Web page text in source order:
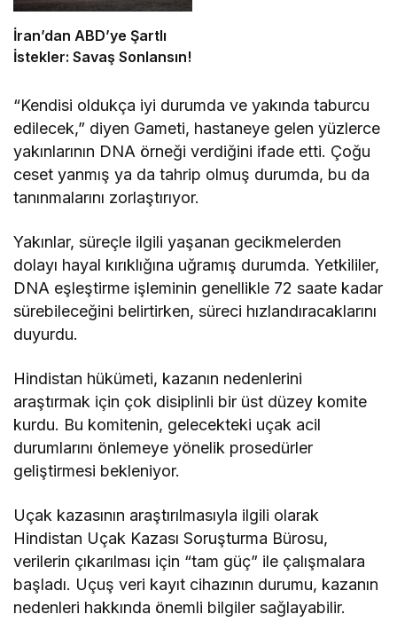
İran’dan ABD’ye Şartlı
İstekler: Savaş Sonlansın!
“Kendisi oldukça iyi durumda ve yakında taburcu
edilecek,” diyen Gameti, hastaneye gelen yüzlerce
yakınlarının DNA örneği verdiğini ifade etti. Çoğu
ceset yanmış ya da tahrip olmuş durumda, bu da
tanınmalarını zorlaştırıyor.
Yakınlar, süreçle ilgili yaşanan gecikmelerden
dolayı hayal kırıklığına uğramış durumda. Yetkililer,
DNA eşleştirme işleminin genellikle 72 saate kadar
sürebileceğini belirtirken, süreci hızlandıracaklarını
duyurdu.
Hindistan hükümeti, kazanın nedenlerini
araştırmak için çok disiplinli bir üst düzey komite
kurdu. Bu komitenin, gelecekteki uçak acil
durumlarını önlemeye yönelik prosedürler
geliştirmesi bekleniyor.
Uçak kazasının araştırılmasıyla ilgili olarak
Hindistan Uçak Kazası Soruşturma Bürosu,
verilerin çıkarılması için “tam güç” ile çalışmalara
başladı. Uçuş veri kayıt cihazının durumu, kazanın
nedenleri hakkında önemli bilgiler sağlayabilir.